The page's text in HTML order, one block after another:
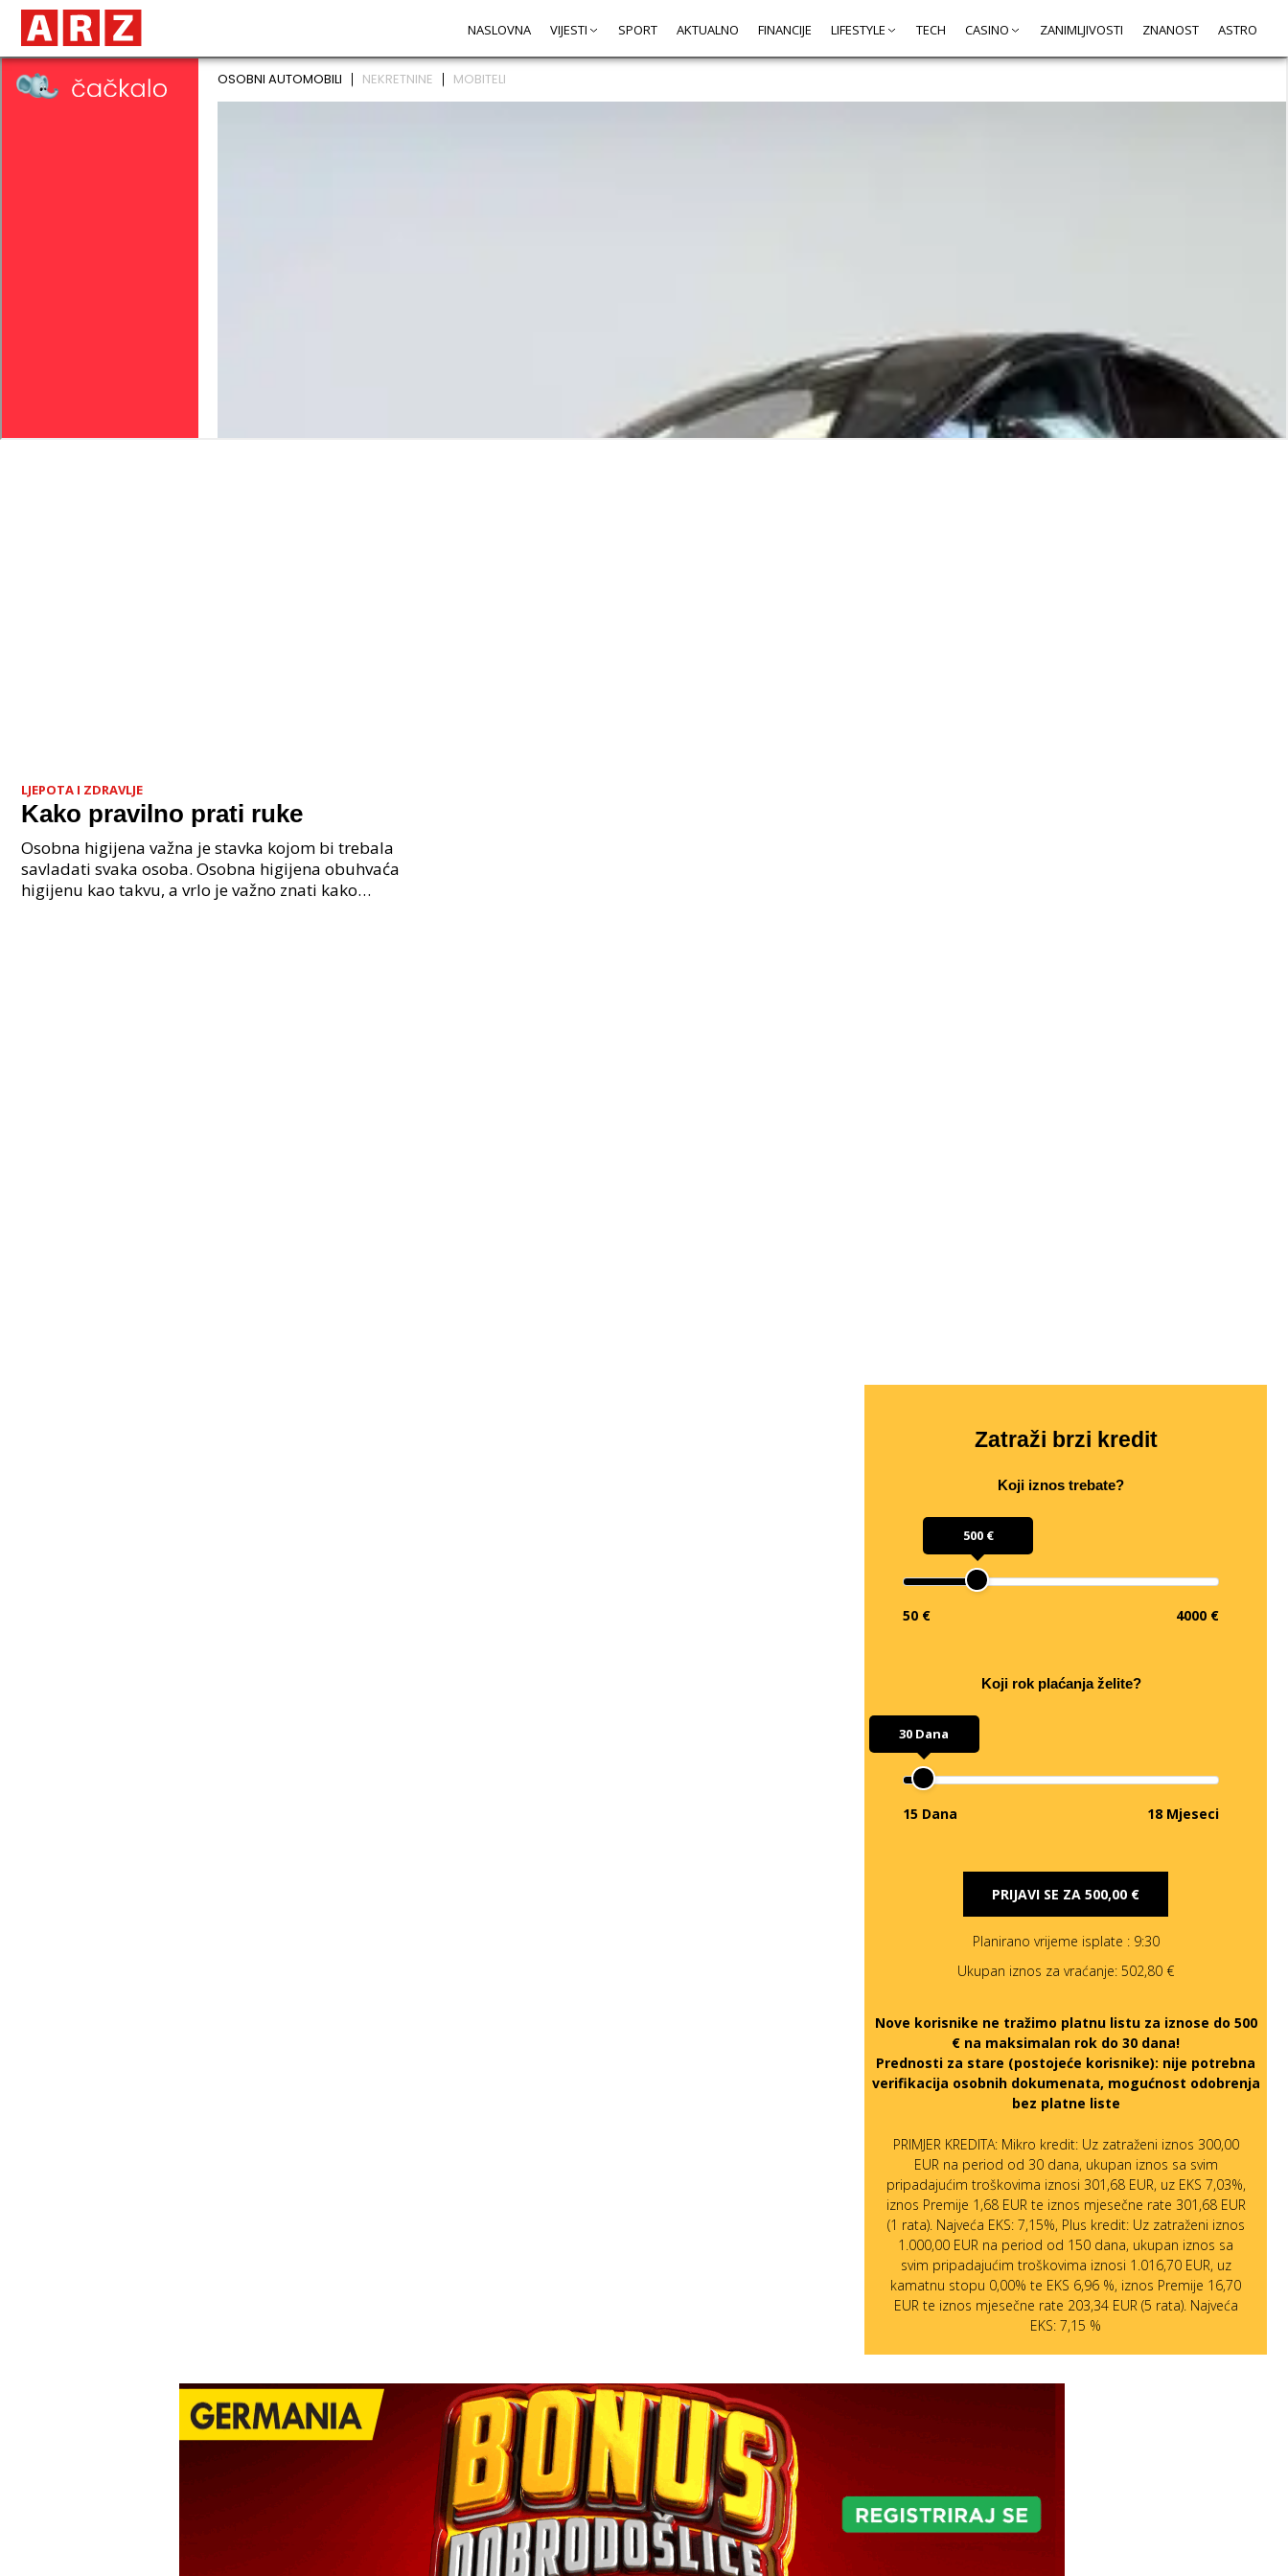
NASLOVNA VIJESTI SPORT AKTUALNO FINANCIJE LIFESTYLE TECH CASINO ZANIMLJIVOSTI ZNANOST ASTRO
LJEPOTA I ZDRAVLJE
Kako pravilno prati ruke
Osobna higijena važna je stavka kojom bi trebala
savladati svaka osoba. Osobna higijena obuhvaća
higijenu kao takvu, a vrlo je važno znati kako
Zatraži brzi kredit
Koji iznos trebate?
500 €
50 € 4000 €
Koji rok plaćanja želite?
30 Dana
15 Dana 18 Mjeseci
PRIJAVI SE ZA 500,00 €
Planirano vrijeme isplate : 9:30
Ukupan iznos za vraćanje: 502,80 €
Nove korisnike ne tražimo platnu listu za iznose do 500
€ na maksimalan rok do 30 dana!
Prednosti za stare (postojeće korisnike): nije potrebna
verifikacija osobnih dokumenata, mogućnost odobrenja
bez platne liste
PRIMJER KREDITA: Mikro kredit: Uz zatraženi iznos 300,00
EUR na period od 30 dana, ukupan iznos sa svim
pripadajućim troškovima iznosi 301,68 EUR, uz EKS 7,03%,
iznos Premije 1,68 EUR te iznos mjesečne rate 301,68 EUR
(1 rata). Najveća EKS: 7,15%, Plus kredit: Uz zatraženi iznos
1.000,00 EUR na period od 150 dana, ukupan iznos sa
svim pripadajućim troškovima iznosi 1.016,70 EUR, uz
kamatnu stopu 0,00% te EKS 6,96 %, iznos Premije 16,70
EUR te iznos mjesečne rate 203,34 EUR (5 rata). Najveća
EKS: 7,15 %